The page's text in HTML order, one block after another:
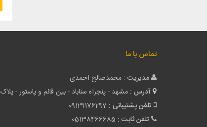
تماس با ما
مدیریت : محمدصالح احمدی
آدرس : مشهد - پنجراه سناباد - بین قائم و پاستور - پلاک 210
تلفن پشتیبانی : 09129176297
تلفن ثابت : 05138466685